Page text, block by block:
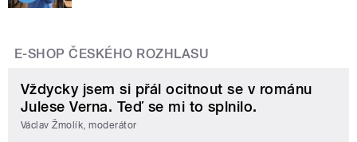
E-SHOP ČESKÉHO ROZHLASU
Vždycky jsem si přál ocitnout se v románu
Julese Verna. Teď se mi to splnilo.
Václav Žmolík, moderátor